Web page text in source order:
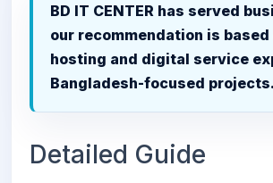
BD IT CENTER has served
our recommendation is
hosting and digital service
Bangladesh-focused projects.
Detailed Guide